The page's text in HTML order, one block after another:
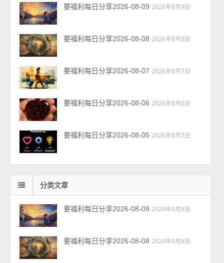
要福利每日分享2026-08-09 2026年8月9日
要福利每日分享2026-08-08 2026年8月8日
要福利每日分享2026-08-07 2026年8月7日
要福利每日分享2026-08-06 2026年8月6日
要福利每日分享2026-08-05 2026年8月5日
分类文章
要福利每日分享2026-08-09 2026年8月9日
要福利每日分享2026-08-08 2026年8月8日